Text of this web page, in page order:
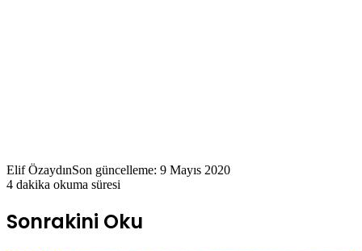
Elif ÖzaydınSon güncelleme: 9 Mayıs 2020
4 dakika okuma süresi
Sonrakini Oku